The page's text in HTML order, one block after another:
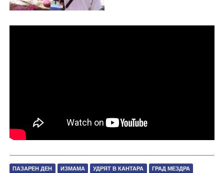
ПАЗАРЕН ДЕН ИЗМАМА УДРЯТ В КАНТАРА ГРАД МЕЗДРА